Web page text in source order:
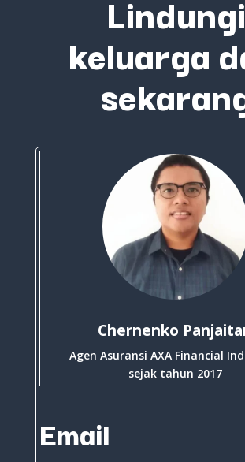
Lindungi
keluarga
Chernenko
Agen Asuransi AXA Financial
sejak tahun 2017
Email